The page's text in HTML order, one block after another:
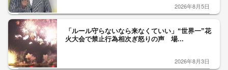
2026年8月5日
「ルール守らないなら来なくていい」“世界一”花
火大会で禁止行為相次ぎ怒りの声 場...
2026年8月3日